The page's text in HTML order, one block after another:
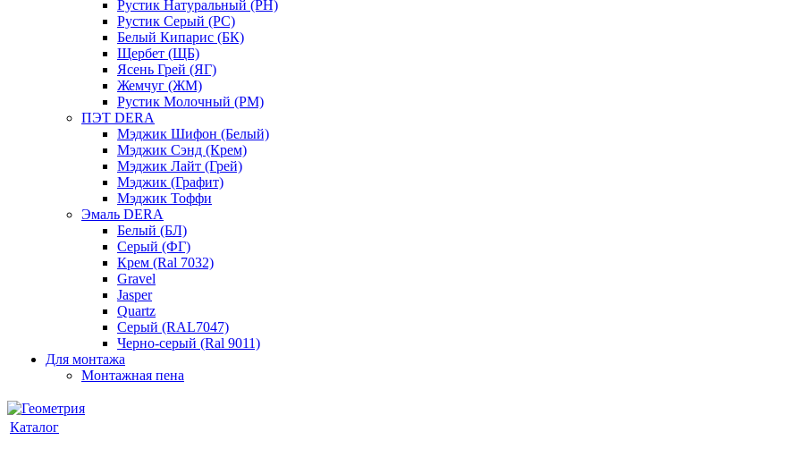
Рустик Натуральный (РН)
Рустик Серый (РС)
Белый Кипарис (БК)
Щербет (ЩБ)
Ясень Грей (ЯГ)
Жемчуг (ЖМ)
Рустик Молочный (РМ)
ПЭТ DERA
Мэджик Шифон (Белый)
Мэджик Сэнд (Крем)
Мэджик Лайт (Грей)
Мэджик (Графит)
Мэджик Тоффи
Эмаль DERA
Белый (БЛ)
Серый (ФГ)
Крем (Ral 7032)
Gravel
Jasper
Quartz
Серый (RAL7047)
Черно-серый (Ral 9011)
Для монтажа
Монтажная пена
Каталог